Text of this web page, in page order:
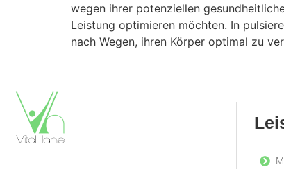
wegen ihrer potenziellen
Leistung optimieren möchten. In
nach Wegen, ihren Körper optimal zu